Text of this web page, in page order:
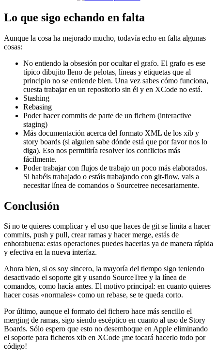
Lo que sigo echando en falta
Aunque la cosa ha mejorado mucho, todavía echo en falta algunas
cosas:
No entiendo la obsesión por ocultar el grafo. El grafo es ese
típico dibujito lleno de pelotas, líneas y etiquetas que al
principio no se entiende bien. Una vez sabes cómo funciona,
cuesta trabajar en un repositorio sin él y en XCode no está.
Stashing
Rebasing
Poder hacer commits de parte de un fichero (interactive
staging)
Más documentación acerca del formato XML de los xib y
story boards (si alguien sabe dónde está que por favor nos lo
diga). Eso nos permitiría resolver los conflictos más
fácilmente.
Poder trabajar con flujos de trabajo un poco más elaborados.
Si habéis trabajado o estáis trabajando con git-flow, vais a
necesitar línea de comandos o Sourcetree necesariamente.
Conclusión
Si no te quieres complicar y el uso que haces de git se limita a hacer
commits, push y pull, crear ramas y hacer merge, estás de
enhorabuena: estas operaciones puedes hacerlas ya de manera rápida
y efectiva en la nueva interfaz.
Ahora bien, si os soy sincero, la mayoría del tiempo sigo teniendo
desactivado el soporte git y usando SourceTree y la línea de
comandos, como hacía antes. El motivo principal: en cuanto quieres
hacer cosas «normales» como un rebase, se te queda corto.
Por último, aunque el formato del fichero hace más sencillo el
merging de ramas, sigo siendo escéptico en cuanto al uso de Story
Boards. Sólo espero que esto no desemboque en Apple eliminando
el soporte para ficheros xib en XCode ¡me tocará hacerlo todo por
código!